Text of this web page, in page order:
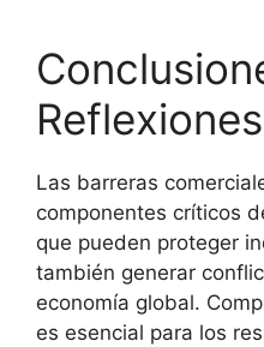
Las barreras
componentes críticos
que pueden proteger
también generar
economía global.
es esencial para los